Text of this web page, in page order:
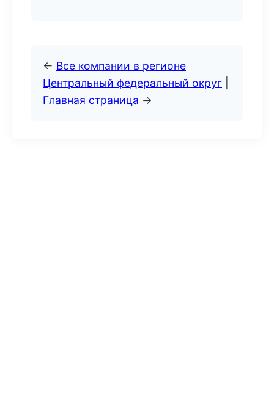
← Все компании в регионе
Центральный федеральный округ
Главная страница →